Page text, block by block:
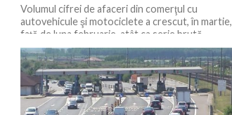
Volumul cifrei de afaceri din comerţul cu
autovehicule şi motociclete a crescut, în martie,
faţă de luna februarie, atât ca serie brută...